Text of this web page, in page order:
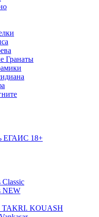
Гранаты
ЕГАИС 18+
Classic
NEW
KOUASH